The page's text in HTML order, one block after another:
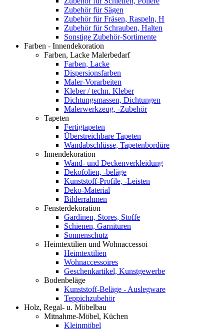
Zubehör für Sägen
Zubehör für Fräsen, Raspeln, H
Zubehör für Schrauben, Halten
Sonstige Zubehör-Sortimente
Farben - Innendekoration
Farben, Lacke Malerbedarf
Farben, Lacke
Dispersionsfarben
Maler-Vorarbeiten
Kleber / techn. Kleber
Dichtungsmassen, Dichtungen
Malerwerkzeug, -Zubehör
Tapeten
Fertigtapeten
Überstreichbare Tapeten
Wandabschlüsse, Tapetenbordüre
Innendekoration
Wand- und Deckenverkleidung
Dekofolien, -beläge
Kunststoff-Profile, -Leisten
Deko-Material
Bilderrahmen
Fensterdekoration
Gardinen, Stores, Stoffe
Schienen, Garnituren
Sonnenschutz
Heimtextilien und Wohnaccessoi
Heimtextilien
Wohnaccessoires
Geschenkartikel, Kunstgewerbe
Bodenbeläge
Kunststoff-Beläge - Auslegware
Teppichzubehör
Holz, Regal- u. Möbelbau
Mitnahme-Möbel, Küchen
Kleinmöbel